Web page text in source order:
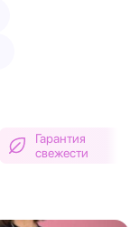
Гарантия
свежести